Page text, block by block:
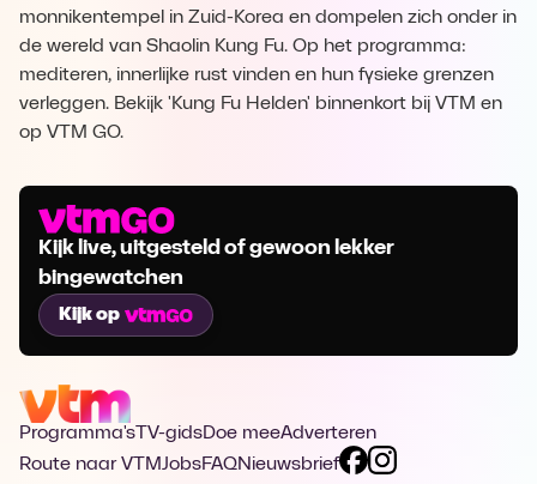
monnikentempel in Zuid-Korea en dompelen zich onder in
de wereld van Shaolin Kung Fu. Op het programma:
mediteren, innerlijke rust vinden en hun fysieke grenzen
verleggen. Bekijk 'Kung Fu Helden' binnenkort bij VTM en
op VTM GO.
Kijk live, uitgesteld of gewoon lekker
bingewatchen
Kijk op
Programma's TV-gidsDoe meeAdverteren
Route naar VTMJobsFAQNieuwsbrief